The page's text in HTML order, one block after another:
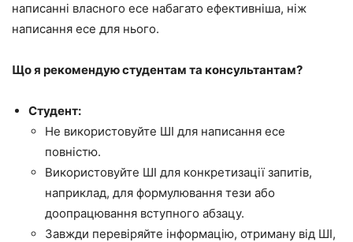
написанні власного есе набагато ефективніша, ніж
написання есе для нього.
Що я рекомендую студентам та консультантам?
Студент:
Не використовуйте ШІ для написання есе
повністю.
Використовуйте ШІ для конкретизації запитів,
наприклад, для формулювання тези або
доопрацювання вступного абзацу.
Завжди перевіряйте інформацію, отриману від ШІ,